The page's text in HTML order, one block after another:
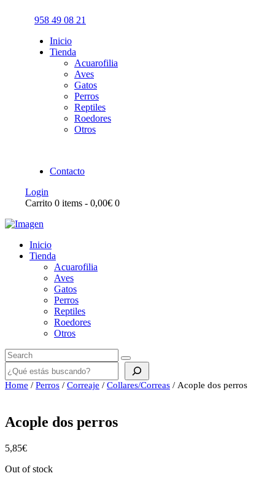
958 49 08 21
Inicio
Tienda
Acuarofilia
Aves
Gatos
Perros
Reptiles
Roedores
Otros
Contacto
Login
Carrito 0 items - 0,00€ 0
Inicio
Tienda
Acuarofilia
Aves
Gatos
Perros
Reptiles
Roedores
Otros
Buscar
Home / Perros / Correaje / Collares/Correas / Acople dos perros
Acople dos perros
5,85€
Out of stock